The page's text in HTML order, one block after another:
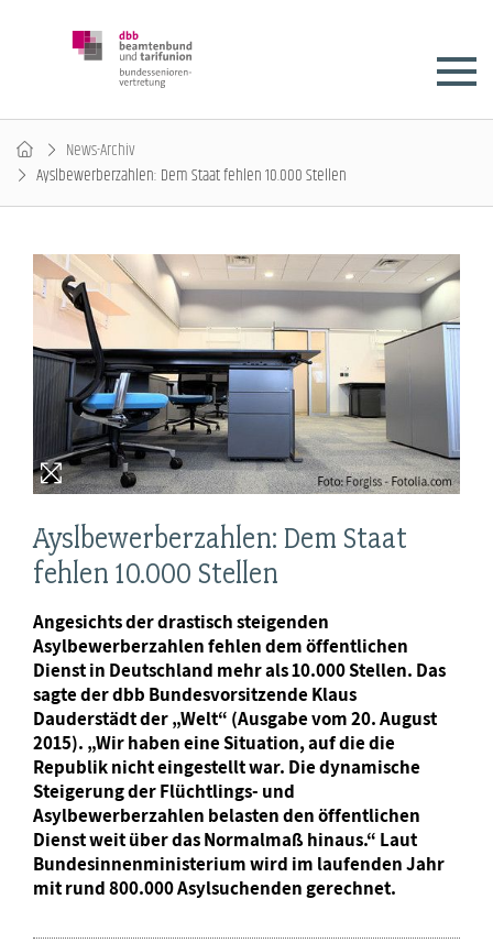
News-Archiv
Ayslbewerberzahlen: Dem Staat fehlen 10.000 Stellen
Ayslbewerberzahlen: Dem Staat
fehlen 10.000 Stellen
Angesichts der drastisch steigenden
Asylbewerberzahlen fehlen dem öffentlichen
Dienst in Deutschland mehr als 10.000 Stellen. Das
sagte der dbb Bundesvorsitzende Klaus
Dauderstädt der „Welt“ (Ausgabe vom 20. August
2015). „Wir haben eine Situation, auf die die
Republik nicht eingestellt war. Die dynamische
Steigerung der Flüchtlings- und
Asylbewerberzahlen belasten den öffentlichen
Dienst weit über das Normalmaß hinaus.“ Laut
Bundesinnenministerium wird im laufenden Jahr
mit rund 800.000 Asylsuchenden gerechnet.